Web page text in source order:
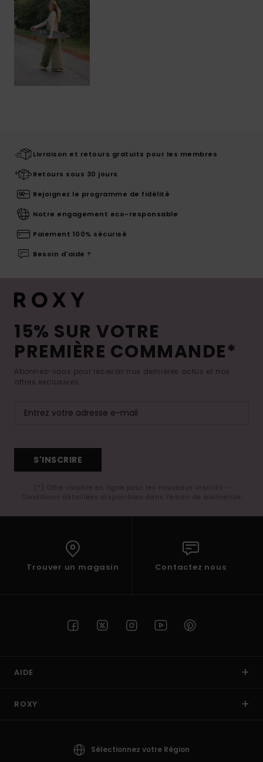
Livraison et retours gratuits pour les membres
Retours sous 30 jours
Rejoignez le programme de fidélité
Notre engagement eco-responsable
Paiement 100% sécurisé
Besoin d'aide ?
15% SUR VOTRE
PREMIÈRE COMMANDE*
Abonnez-vous pour recevoir nos dernières actus et nos
offres exclusives.
S'INSCRIRE
(*) Offre valable en ligne pour les nouveaux inscrits -
Conditions détaillées disponibles dans l'email de bienvenue
Trouver un magasin Contactez nous
AIDE
ROXY
Sélectionnez votre Région